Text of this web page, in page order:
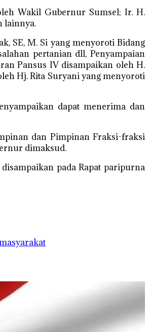
Wakil Gubernur Sumsel; Ir. H.
lainnya.
SE, M. Si yang menyoroti Bidang
pertanian dll, Penyampaian
Pansus IV disampaikan oleh H.
Hj. Rita Suryani yang menyoroti
dapat menerima dan
dan Pimpinan Fraksi-fraksi
dimaksud.
pada Rapat paripurna